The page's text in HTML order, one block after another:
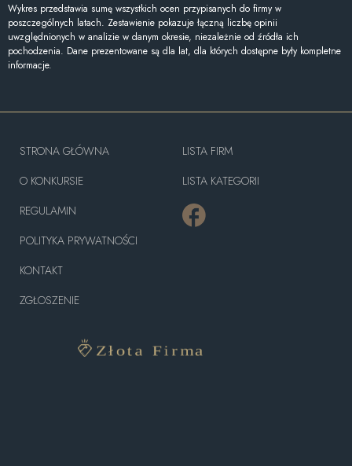
Wykres przedstawia sumę wszystkich ocen przypisanych do firmy w
poszczególnych latach. Zestawienie pokazuje łączną liczbę opinii
uwzględnionych w analizie w danym okresie, niezależnie od źródła ich
pochodzenia. Dane prezentowane są dla lat, dla których dostępne były kompletne
informacje.
STRONA GŁÓWNA
O KONKURSIE
REGULAMIN
POLITYKA PRYWATNOŚCI
KONTAKT
ZGŁOSZENIE
LISTA FIRM
LISTA KATEGORII